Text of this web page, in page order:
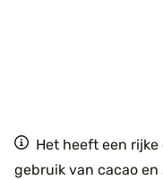
Het heeft een
gebruik van cacao